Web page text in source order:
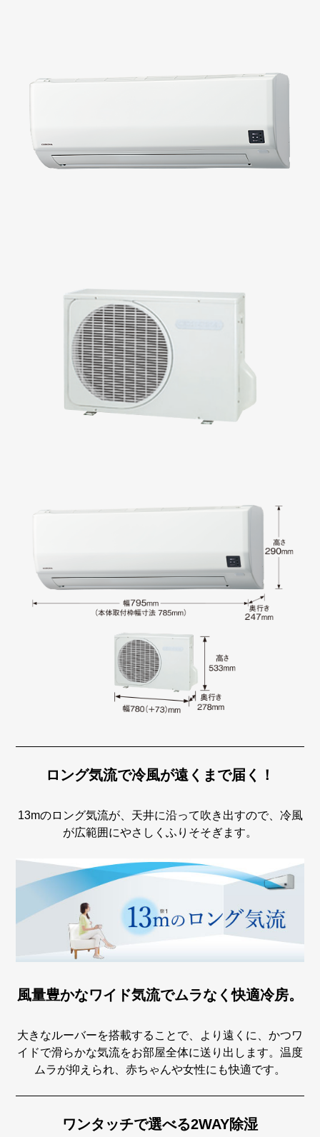
ロング気流で冷風が遠くまで届く！
13mのロング気流が、天井に沿って吹き出すので、冷風
が広範囲にやさしくふりそそぎます。
風量豊かなワイド気流でムラなく快適冷房。
大きなルーバーを搭載することで、より遠くに、かつワ
イドで滑らかな気流をお部屋全体に送り出します。温度
ムラが抑えられ、赤ちゃんや女性にも快適です。
ワンタッチで選べる2WAY除湿